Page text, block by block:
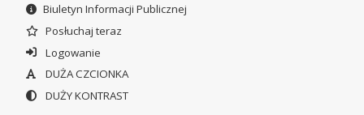
Biuletyn Informacji Publicznej
Posłuchaj teraz
Logowanie
DUŻA CZCIONKA
DUŻY KONTRAST